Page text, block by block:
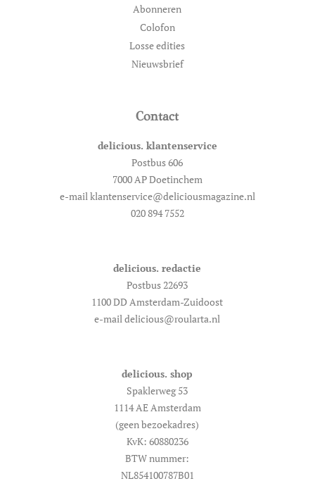
Abonneren
Colofon
Losse edities
Nieuwsbrief
Contact
delicious. klantenservice
Postbus 606
7000 AP Doetinchem
e-mail klantenservice@deliciousmagazine.nl
020 894 7552
delicious. redactie
Postbus 22693
1100 DD Amsterdam-Zuidoost
e-mail delicious@roularta.nl
delicious. shop
Spaklerweg 53
1114 AE Amsterdam
(geen bezoekadres)
KvK: 60880236
BTW nummer:
NL854100787B01